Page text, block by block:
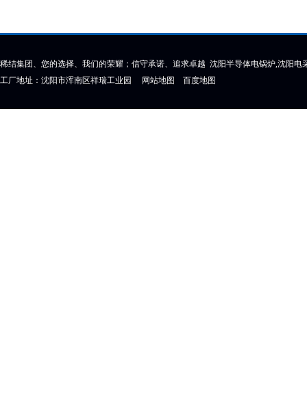
稀结集团、您的选择、我们的荣耀；信守承诺、追求卓越 沈阳半导体电锅炉,沈阳电
工厂地址：沈阳市浑南区祥瑞工业园 网站地图 百度地图